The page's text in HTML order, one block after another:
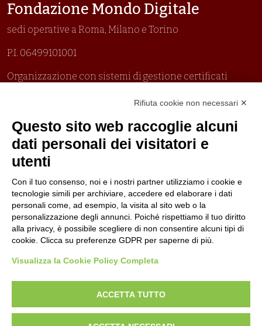
Fondazione Mondo Digitale
sedi operative a Roma, Milano e Torino
P.I. 06499101001
Organizzazione con sistemi di gestione certificati
Politica per la parità di genere
Politica antibullismo
Piè di pagina
Contatti
Lavora con noi
Amministrazione
Seguici su
Rifiuta cookie non necessari ✕
Questo sito web raccoglie alcuni
dati personali dei visitatori e
utenti
Con il tuo consenso, noi e i nostri partner utilizziamo i cookie e
tecnologie simili per archiviare, accedere ed elaborare i dati
personali come, ad esempio, la visita al sito web o la
personalizzazione degli annunci. Poiché rispettiamo il tuo diritto
alla privacy, è possibile scegliere di non consentire alcuni tipi di
cookie. Clicca su preferenze GDPR per saperne di più.
Visualizza la Cookie Policy Completa
ACCETTA TUTTO